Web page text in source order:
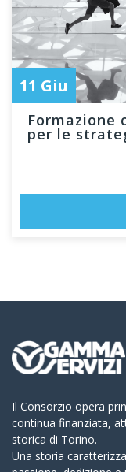
11 Giu
Formazione
per le
Il Consorzio opera
continua finanziata,
storica di Torino.
Una storia